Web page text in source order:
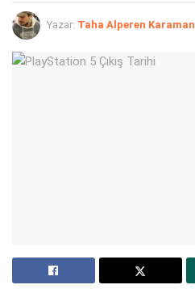
Yazar: Taha Alperen Karaman